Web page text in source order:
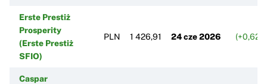
Erste Prestiż
Prosperity
(Erste Prestiż
SFIO)
PLN 1 426,91 24 cze 2026
Caspar